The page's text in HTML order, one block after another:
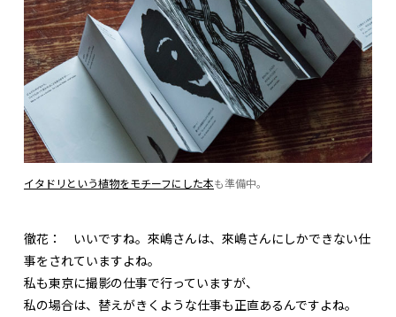
イタドリという植物をモチーフにした本も準備中。
徹花： いいですね。來嶋さんは、來嶋さんにしかできない仕
事をされていますよね。
私も東京に撮影の仕事で行っていますが、
私の場合は、替えがきくような仕事も正直あるんですよね。